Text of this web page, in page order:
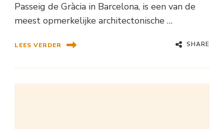
Passeig de Gràcia in Barcelona, is een van de
meest opmerkelijke architectonische …
LEES VERDER SHARE